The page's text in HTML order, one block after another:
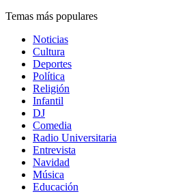
Temas más populares
Noticias
Cultura
Deportes
Política
Religión
Infantil
DJ
Comedia
Radio Universitaria
Entrevista
Navidad
Música
Educación